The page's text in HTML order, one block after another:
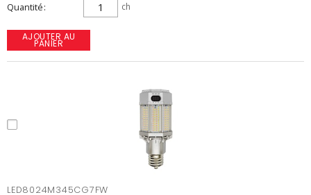
Quantité ch
AJOUTER AU
PANIER
LED8024M345CG7FW